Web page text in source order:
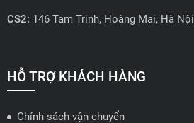
CS2: 146 Tam Trinh, Hoàng Mai, Hà Nội
🗺️Xem trên bản đồ
HỖ TRỢ KHÁCH HÀNG
Chính sách vận chuyển